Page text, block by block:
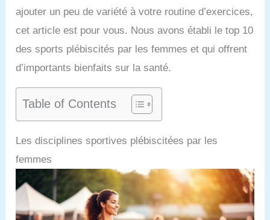
ajouter un peu de variété à votre routine d’exercices,
cet article est pour vous. Nous avons établi le top 10
des sports plébiscités par les femmes et qui offrent
d’importants bienfaits sur la santé.
Table of Contents
Les disciplines sportives plébiscitées par les
femmes